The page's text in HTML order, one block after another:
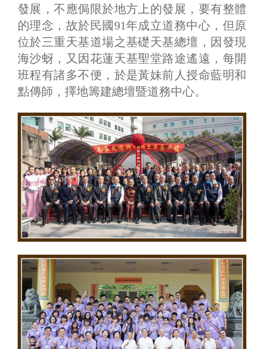
發展，不應侷限於地方上的發展，要有整體
的理念，故於民國91年成立道務中心，但原
位於三重天基道場之基礎天基總壇，因發現
海沙蚜，又因花蓮天基聖堂路途遙遠，每開
班程有諸多不便，於是黃妹前人授命藍明和
點傳師，擇地籌建總壇暨道務中心。